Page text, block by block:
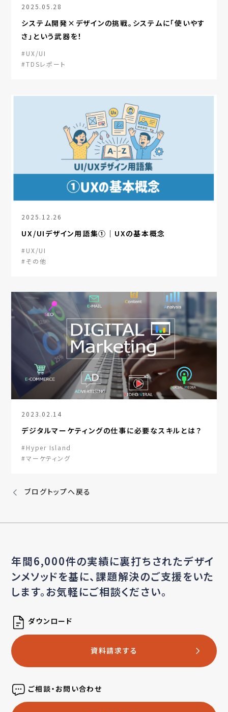
2025.05.28
システム開発×デザインの挑戦。システムに「使いやす
さ」という武器を！
#UX/UI
#TDSレポート
2025.12.26
UX/UIデザイン用語集①｜UXの基本概念
#UX/UI
#その他
2023.02.14
デジタルマーケティングの仕事に必要なスキルとは？
#Hyper Island
#マーケティング
ブログトップへ戻る
年間6,000件の実績に裏打ちされたデザイ
ンメソッドを基に、課題解決のご支援をいた
します。お気軽にご相談ください。
ダウンロード
資料請求する
ご相談・お問い合わせ